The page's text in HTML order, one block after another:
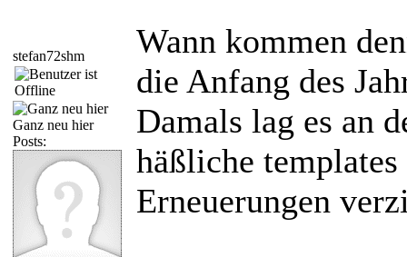
stefan72shm
Ganz neu hier
Posts:
Wann kommen
die Anfang des
Damals lag es an
häßliche
Erneuerungen